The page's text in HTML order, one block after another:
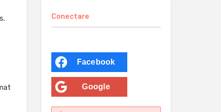
Conectare
Facebook
Google